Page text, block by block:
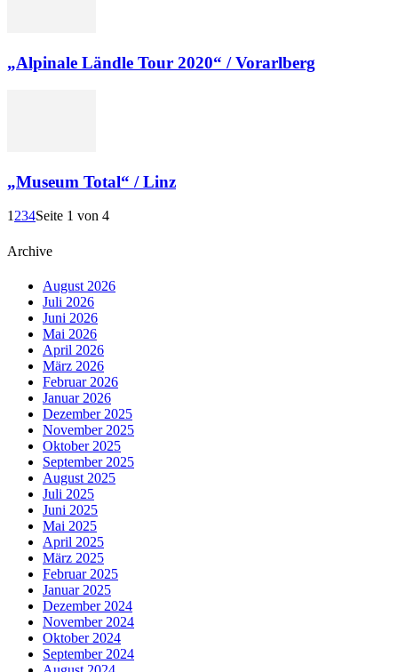
„Alpinale Ländle Tour 2020“ / Vorarlberg
„Museum Total“ / Linz
1 234Seite 1 von 4
Archive
August 2026
Juli 2026
Juni 2026
Mai 2026
April 2026
März 2026
Februar 2026
Januar 2026
Dezember 2025
November 2025
Oktober 2025
September 2025
August 2025
Juli 2025
Juni 2025
Mai 2025
April 2025
März 2025
Februar 2025
Januar 2025
Dezember 2024
November 2024
Oktober 2024
September 2024